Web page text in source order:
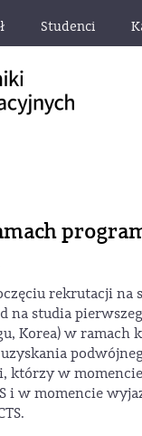
Studenci
rekrutacji na
na studia
Korea) w ramach
którzy w
i w momencie